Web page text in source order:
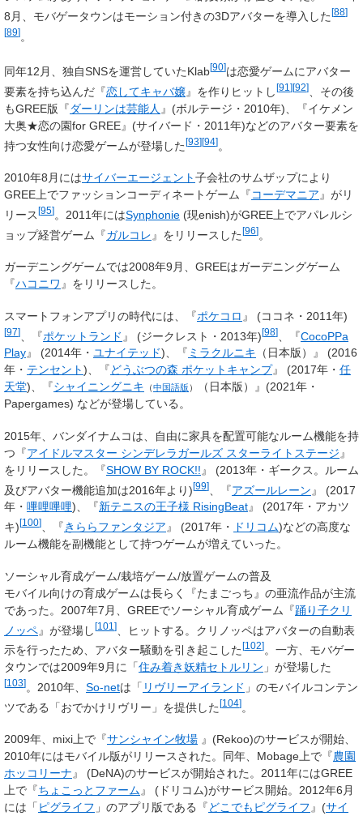
8月、モバゲータウンはモーション付きの3Dアバターを導入した [88]
[89] 。
同年12月、独自SNSを運営していたKlab[90]は恋愛ゲームにアバター
要素を持ち込んだ『恋してキャバ嬢』を作りヒットし[91 ][92]
、その後
もGREE版『ダーリンは芸能人 』(ボルテージ・2010年)、『イケメン
大奥★恋の園for GREE』(サイバード・2011年)などのアバター要素を
持つ女性向け恋愛ゲームが登場した[93][94]。
2010年8月にはサイバーエージェント子会社のサムザップにより
GREE上でファッションコーディネートゲーム『コーデマニア 』がリ
リース[95]。2011年にはSynphonie (現enish)がGREE上でアパレルシ
ョップ経営ゲーム『ガルコレ 』をリリースした[96]。
ガーデニングゲームでは2008年9月、GREEはガーデニングゲーム
『ハコニワ 』をリリースした。
スマートフォンアプリの時代には、『ポケコロ 』 (ココネ・2011年)
[97] 、『ポケットランド 』 (ジークレスト・2013年)[98] 、『CocoPPa
Play』 (2014年・ ユナイテッド)、『 ミラクルニキ （日本版）』 (2016
年・ テンセント)、『どうぶつの森 ポケットキャンプ』 (2017年・ 任
天堂)、『シャイニングニキ （中国語版 ）
（日本版）』(2021年・
Papergames) などが登場している。
2015年、バンダイナムコは、自由に家具を配置可能なルーム機能を持
つ『アイドルマスター シンデレラガールズ スターライトステージ 』
をリリースした。『SHOW BY ROCK!! 』 (2013年・ギークス。ルーム
及びアバター機能追加は2016年より)[99] 、『アズールレーン 』 (2017
年・ 嗶哩嗶哩)、『新テニスの王子様 RisingBeat』 (2017年・アカツ
キ)[100] 、『きららファンタジア 』 (2017年・ ドリコム)などの高度な
ルーム機能を副機能として持つゲームが増えていった。
ソーシャル育成ゲーム/栽培ゲーム/放置ゲームの普及
モバイル向けの育成ゲームは長らく『たまごっち』の亜流作品が主流
であった。2007年7月、GREEでソーシャル育成ゲーム『踊り子クリ
ノッペ』が登場し[101 ]
、ヒットする。クリノッペはアバターの自動表
示を行ったため、アバター騒動を引き起こした [102] 。一方、モバゲー
タウンでは2009年9月に「住み着き妖精セトルリン 」が登場した
[103]。2010年、 So-netは「 リヴリーアイランド 」のモバイルコンテン
ツである「おでかけリヴリー」を提供した[104]。
2009年、mixi上で『サンシャイン牧場 』(Rekoo)のサービスが開始、
2010年にはモバイル版がリリースされた。同年、Mobage上で『農園
ホッコリーナ 』 (DeNA)のサービスが開始された。2011年にはGREE
上で『ちょこっとファーム 』 (ドリコム)がサービス開始。2012年6月
には「 ピグライフ 」のアプリ版である『どこでもピグライフ 』(サイ